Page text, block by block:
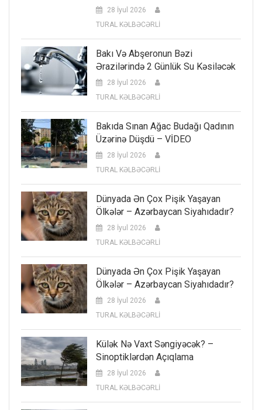
28 İyul 2026
TURAL KƏLBƏCƏRLİ
Bakı Və Abşeronun Bəzi
Ərazilərində 2 Günlük Su Kəsiləcək
28 İyul 2026
TURAL KƏLBƏCƏRLİ
Bakıda Sınan Ağac Budağı Qadının
Üzərinə Düşdü – VİDEO
28 İyul 2026
TURAL KƏLBƏCƏRLİ
Dünyada Ən Çox Pişik Yaşayan
Ölkələr – Azərbaycan Siyahıdadır?
28 İyul 2026
TURAL KƏLBƏCƏRLİ
Dünyada Ən Çox Pişik Yaşayan
Ölkələr – Azərbaycan Siyahıdadır?
28 İyul 2026
TURAL KƏLBƏCƏRLİ
Külək Nə Vaxt Səngiyəcək? –
Sinoptiklərdən Açıqlama
28 İyul 2026
TURAL KƏLBƏCƏRLİ